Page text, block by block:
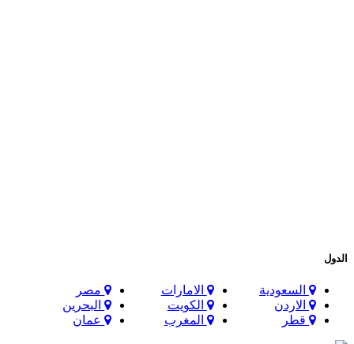
الدول
السعودية الامارات
مصر
الاردن
الكويت
البحرين
قطر
المغرب عمان